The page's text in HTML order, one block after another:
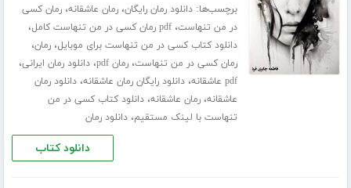
برچسب‌ها:دانلود رمان رایگان،رمان عاشقانه،رمان کسی
در من تنهاست،pdf رمان کسی در من تنهاست کامل ،
دانلود کتاب کسی در من تنهاست برای موبایل،رمان،
رمان کسی در من تنهاست،رمان pdf ،دانلود رمان ایرانی،
pdf عاشقانه ،دانلود رایگان رمان عاشقانه،دانلود رمان
عاشقانه،رمان عاشقانه،دانلود کتاب کسی در من
تنهاست با لینک مستقیم،دانلود رمان
دانلود کتاب